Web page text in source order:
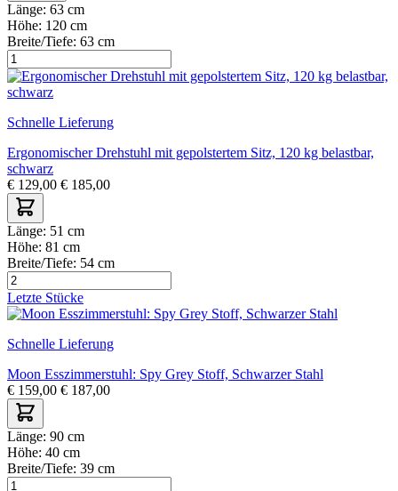
Länge: 63 cm
Höhe: 120 cm
Breite/Tiefe: 63 cm
Schnelle Lieferung
Ergonomischer Drehstuhl mit gepolstertem Sitz, 120 kg belastbar,
schwarz
€ 129,00 € 185,00
Länge: 51 cm
Höhe: 81 cm
Breite/Tiefe: 54 cm
Letzte Stücke
Schnelle Lieferung
Moon Esszimmerstuhl: Spy Grey Stoff, Schwarzer Stahl
€ 159,00 € 187,00
Länge: 90 cm
Höhe: 40 cm
Breite/Tiefe: 39 cm